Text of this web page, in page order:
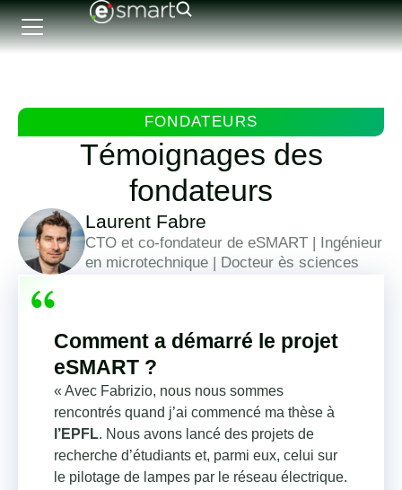
FONDATEURS
Témoignages des
fondateurs
Laurent Fabre
CTO et co-fondateur de eSMART | Ingénieur
en microtechnique | Docteur ès sciences
Comment a démarré le projet
eSMART ?
« Avec Fabrizio, nous nous sommes
rencontrés quand j’ai commencé ma thèse à
l’EPFL. Nous avons lancé des projets de
recherche d’étudiants et, parmi eux, celui sur
le pilotage de lampes par le réseau électrique.